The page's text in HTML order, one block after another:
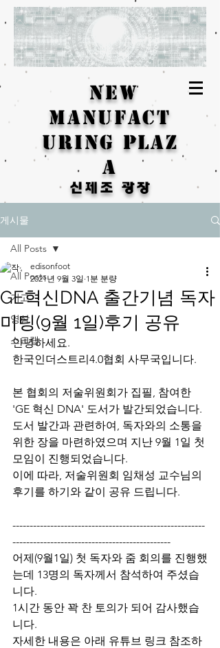
New
Manufact
uring Plaz
a
신제조 광장
게시물
All Posts
기고
영상
스크랩
All Posts
GE혁신DNA 출간기념 독자
미팅(9월 1일)후기 공유
edisonfoot
2021년 9월 3일 1분 분량
안녕하세요.
한국인더스트리4.0협회 사무국입니다.
본 협회의 저술위원회가 집필, 참여한
'GE 혁신 DNA' 도서가 발간되었습니다.
도서 발간과 관련하여, 독자와의 소통을
위한 장을 마련하였으며 지난 9월 1일 첫
모임이 진행되었습니다.
이에 따라, 저술위원회 임채성 교수님의
후기를 하기와 같이 공유 드립니다.
--------------------------------------------------------
----------------------------------------------
어제(9월1일) 첫 독자와 줌 회의를 진행했
는데 13명의 독자께서 참석하여 주셨습
니다.
1시간 동안 꽉 찬 토의가 되어 감사했습
니다.
자세한 내용은 아래 유튜브 링크 참조하